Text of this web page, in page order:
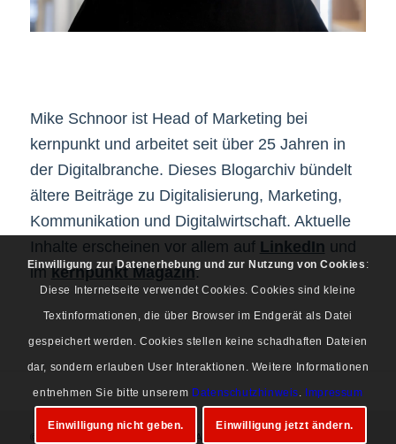
Mike Schnoor ist Head of Marketing bei
kernpunkt und arbeitet seit über 25 Jahren in
der Digitalbranche. Dieses Blogarchiv bündelt
ältere Beiträge zu Digitalisierung, Marketing,
Kommunikation und Digitalwirtschaft. Aktuelle
Inhalte erscheinen vor allem auf LinkedIn und
imkernpunkt Magazin.
© Copyright 1997-2026 Mike Schnoor. Alle Rechte vorbehalten.
Einwilligung zur Datenerhebung und zur Nutzung von Cookies :
Diese Internetseite verwendet Cookies. Cookies sind kleine
Textinformationen, die über Browser im Endgerät als Datei
gespeichert werden. Cookies stellen keine schadhaften Dateien
dar, sondern erlauben User Interaktionen. Weitere Informationen
entnehmen Sie bitte unserem Datenschutzhinweis. Impressum
Einwilligung nicht geben. Einwilligung jetzt ändern.